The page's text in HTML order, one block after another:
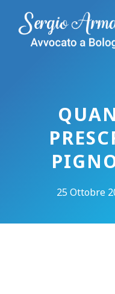
contenuto
25 Ottobre